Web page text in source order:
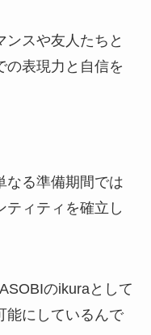
ンスや友人たちと
の表現力と自信を
なる準備期間では
ティティを確立し
のikuraとして
能にしているんで